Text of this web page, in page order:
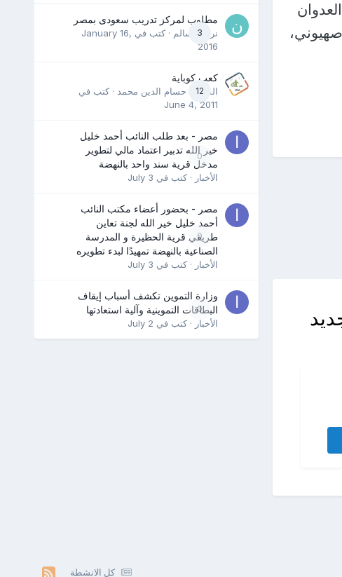
3
مطلوب لمركز تدريب سعودى بمصر
نرمين سالم · كتب في January 16,
2016
12
كعب كوباية
المدرب حسام الدين محمد · كتب في
June 4, 2011
0
مصر - بعد طلب النائب أحمد خليل
خير الله تدبير اعتماد مالي لتطوير
مدخل قرية سند واحد بالنهضة
الأخبار · كتب في July 3
0
مصر - بحضور أعضاء مكتب النائب
أحمد خليل خير الله لجنة تعاين
طريقي قرية الحظيرة و المدرسة
الصناعية بالنهضة تمهيدًا لبدء تطويره
الأخبار · كتب في July 3
0
وزارة التموين تكشف أسباب إيقاف
البطاقات التموينية وآلية استعادتها
الأخبار · كتب في July 2
كل الانشطة